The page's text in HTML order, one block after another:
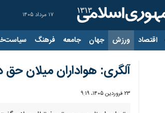
۱۷ مرداد ۱۴۰۵
اقتصاد ورزش جهان جامعه فرهنگ
آلگری: هواداران میلان
۲۳ فروردین ۱۴۰۵، ۹:۱۹